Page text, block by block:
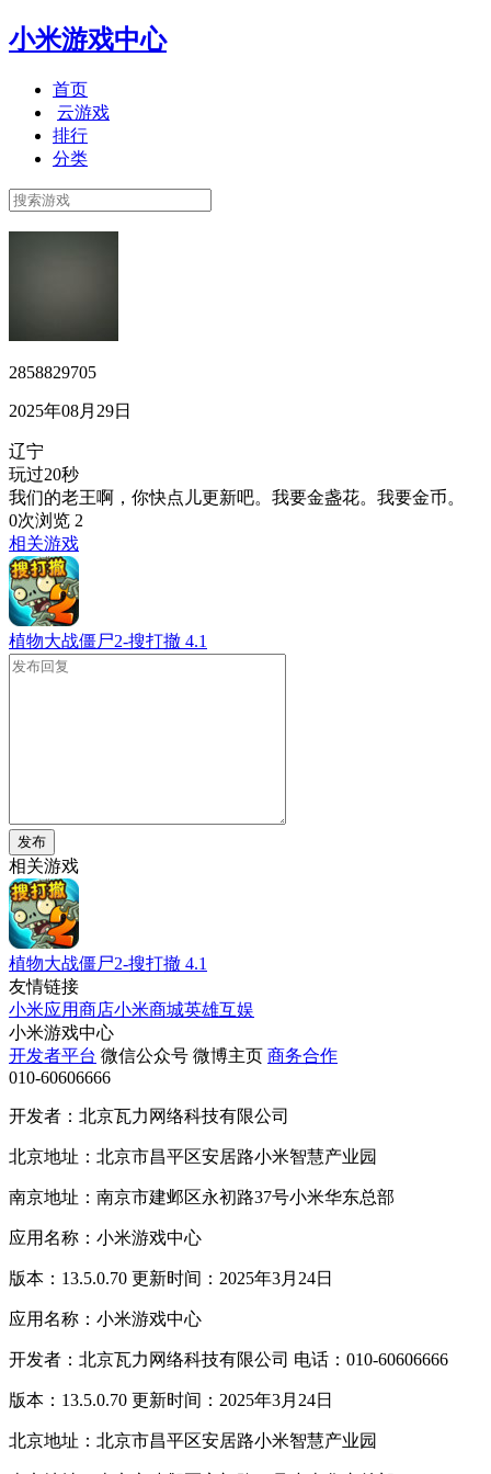
小米游戏中心
首页
云游戏
排行
分类
2858829705
2025年08月29日
辽宁
玩过20秒
我们的老王啊，你快点儿更新吧。我要金盏花。我要金币。
0次浏览 2
相关游戏
植物大战僵尸2-搜打撤 4.1
发布
相关游戏
植物大战僵尸2-搜打撤 4.1
友情链接
小米应用商店小米商城英雄互娱
小米游戏中心
开发者平台 微信公众号 微博主页 商务合作
010-60606666
开发者：北京瓦力网络科技有限公司
北京地址：北京市昌平区安居路小米智慧产业园
南京地址：南京市建邺区永初路37号小米华东总部
应用名称：小米游戏中心
版本：13.5.0.70 更新时间：2025年3月24日
应用名称：小米游戏中心
开发者：北京瓦力网络科技有限公司 电话：010-60606666
版本：13.5.0.70 更新时间：2025年3月24日
北京地址：北京市昌平区安居路小米智慧产业园